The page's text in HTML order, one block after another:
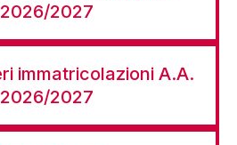
2026/2027
immatricolazioni A.A.
2026/2027